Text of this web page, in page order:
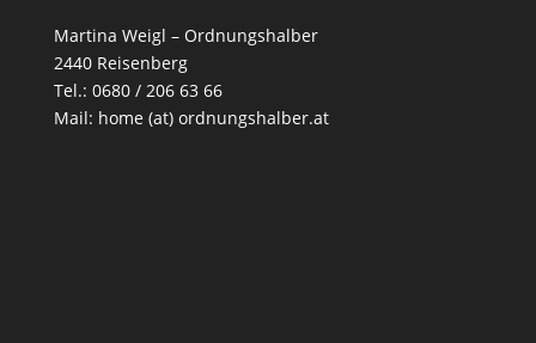
Martina Weigl – Ordnungshalber
2440 Reisenberg
Tel.: 0680 / 206 63 66
Mail: home (at) ordnungshalber.at